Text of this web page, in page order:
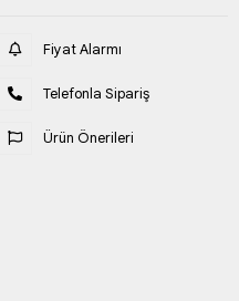
Fiyat Alarmı
Telefonla Sipariş
Ürün Önerileri